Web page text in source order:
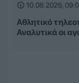
10.08.2026,
Αθλητικό
Αναλυτικά οι